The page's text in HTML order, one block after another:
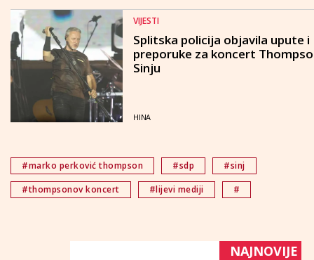
VIJESTI
Splitska policija objavila upute i
preporuke za koncert
Sinju
HINA
#marko perković thompson #sdp
#sinj
#thompsonov koncert
#lijevi mediji #
NAJNOVIJE